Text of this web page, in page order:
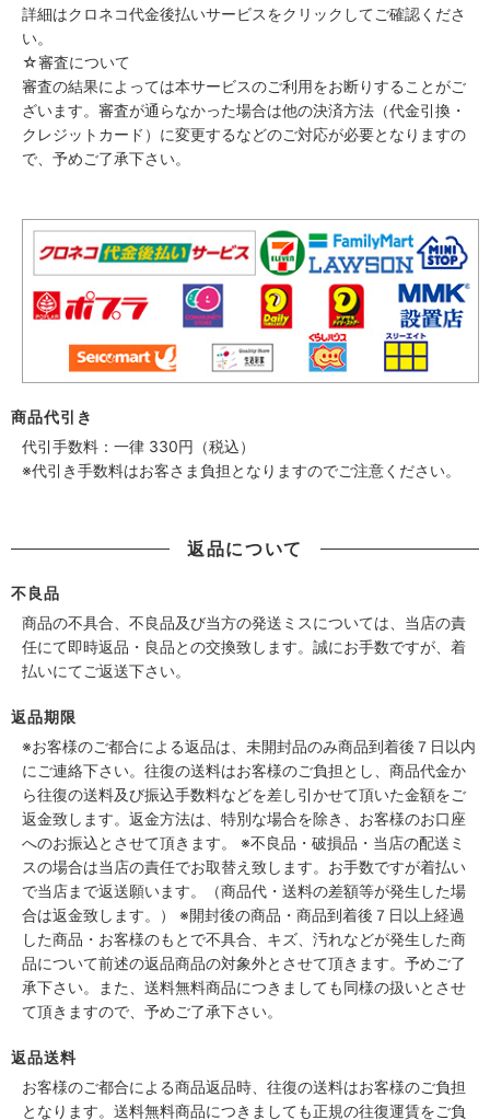
詳細はクロネコ代金後払いサービスをクリックしてご確認くださ
い。
☆審査について
審査の結果によっては本サービスのご利用をお断りすることがご
ざいます。審査が通らなかった場合は他の決済方法（代金引換・
クレジットカード）に変更するなどのご対応が必要となりますの
で、予めご了承下さい。
商品代引き
代引手数料：一律 330円（税込）
※代引き手数料はお客さま負担となりますのでご注意ください。
返品について
不良品
商品の不具合、不良品及び当方の発送ミスについては、当店の責
任にて即時返品・良品との交換致します。誠にお手数ですが、着
払いにてご返送下さい。
返品期限
※お客様のご都合による返品は、未開封品のみ商品到着後７日以内
にご連絡下さい。往復の送料はお客様のご負担とし、商品代金か
ら往復の送料及び振込手数料などを差し引かせて頂いた金額をご
返金致します。返金方法は、特別な場合を除き、お客様のお口座
へのお振込とさせて頂きます。 ※不良品・破損品・当店の配送ミ
スの場合は当店の責任でお取替え致します。お手数ですが着払い
で当店まで返送願います。（商品代・送料の差額等が発生した場
合は返金致します。） ※開封後の商品・商品到着後７日以上経過
した商品・お客様のもとで不具合、キズ、汚れなどが発生した商
品について前述の返品商品の対象外とさせて頂きます。予めご了
承下さい。また、送料無料商品につきましても同様の扱いとさせ
て頂きますので、予めご了承下さい。
返品送料
お客様のご都合による商品返品時、往復の送料はお客様のご負担
となります。送料無料商品につきましても正規の往復運賃をご負